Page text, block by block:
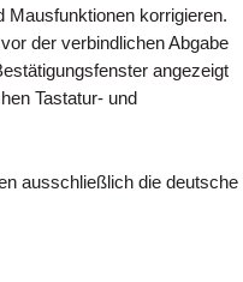
Mausfunktionen korrigieren.
der verbindlichen Abgabe
angezeigt
Tastatur- und
ausschließlich die deutsche